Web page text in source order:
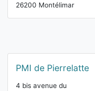
26200 Montélimar
PMI de Pierrelatte
4 bis avenue du